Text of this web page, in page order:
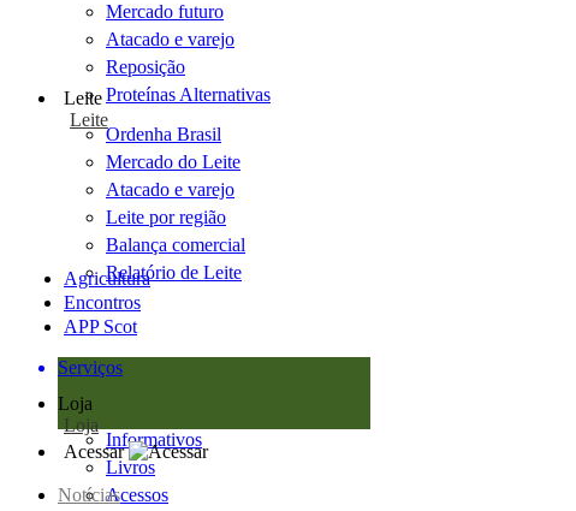
Mercado futuro
Atacado e varejo
Reposição
Proteínas Alternativas
Leite
Leite
Ordenha Brasil
Mercado do Leite
Atacado e varejo
Leite por região
Balança comercial
Relatório de Leite
Agricultura
Encontros
APP Scot
Serviços
Loja
Loja
Informativos
Livros
Acessos
Acessar
Notícias